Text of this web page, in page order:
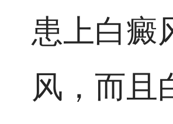
患上白癜
风，而且